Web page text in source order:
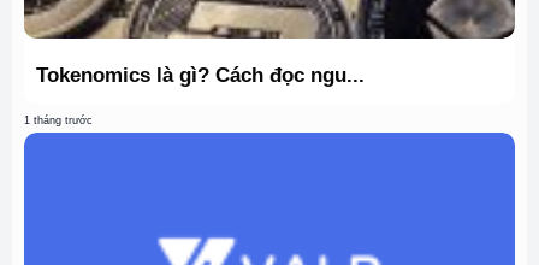
Tokenomics là gì? Cách đọc ngu...
1 tháng trước